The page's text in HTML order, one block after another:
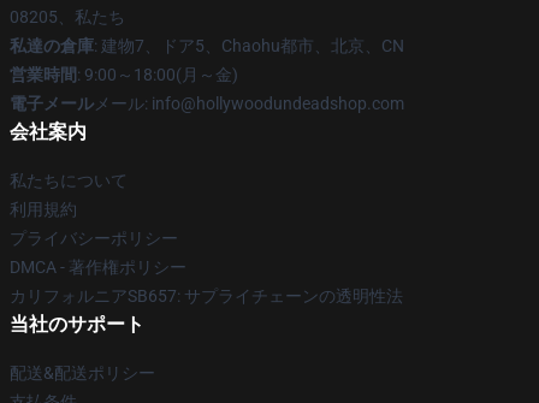
08205、私たち
私達の倉庫: 建物7、ドア5、Chaohu都市、北京、CN
営業時間: 9:00～18:00(月～金)
電子メール メール: info@hollywoodundeadshop.com
会社案内
私たちについて
利用規約
プライバシーポリシー
DMCA - 著作権ポリシー
カリフォルニアSB657: サプライチェーンの透明性法
当社のサポート
配送&配送ポリシー